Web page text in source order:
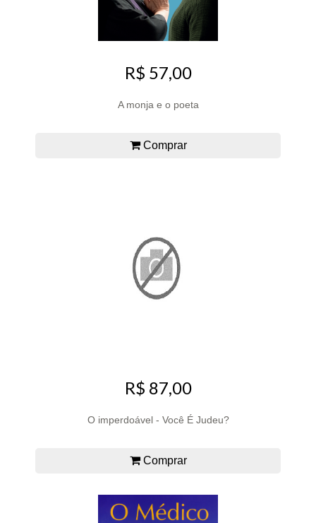
R$ 57,00
A monja e o poeta
Comprar
R$ 87,00
O imperdoável - Você É Judeu?
Comprar